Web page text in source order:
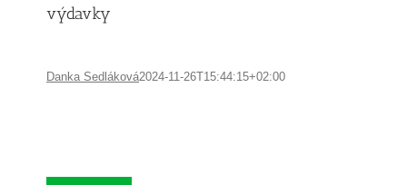
výdavky
Danka Sedláková2024-11-26T15:44:15+02:00